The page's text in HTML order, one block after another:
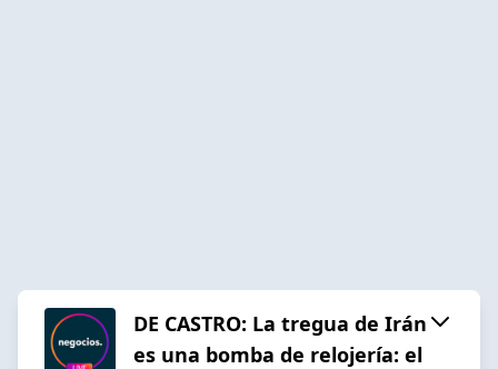
DE CASTRO: La tregua de Irán
es una bomba de relojería: el